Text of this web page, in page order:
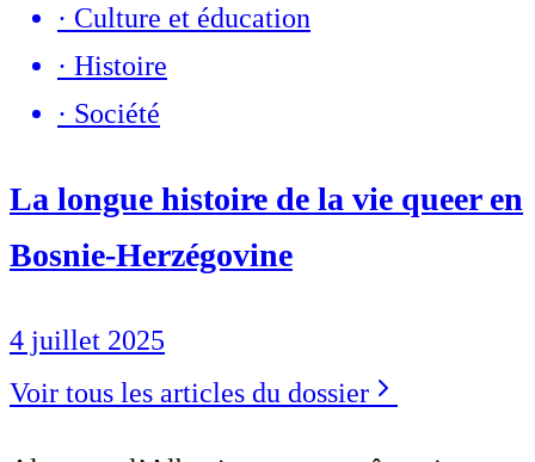
· Culture et éducation
· Histoire
· Société
La longue histoire de la vie queer en
Bosnie-Herzégovine
4 juillet 2025
Voir tous les articles du dossier